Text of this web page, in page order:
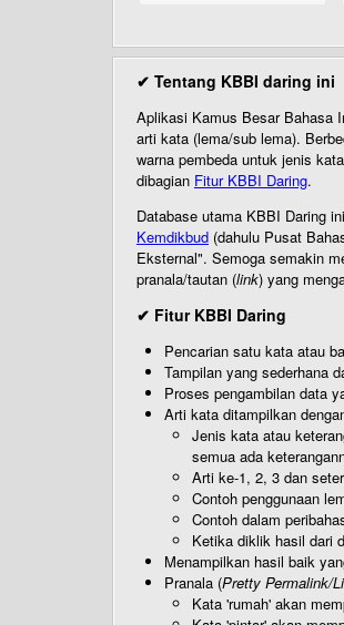
✔ Tentang KBBI daring ini
Aplikasi Kamus Besar Bahasa
arti kata (lema/sub lema).
warna pembeda untuk jenis
dibagian Fitur KBBI Daring.
Database utama KBBI Daring
Kemdikbud (dahulu Pusat
Eksternal". Semoga semakin
pranala/tautan (link) yang
✔ Fitur KBBI Daring
Pencarian satu kata atau
Tampilan yang sederhana
Proses pengambilan data
Arti kata ditampilkan
Jenis kata atau
semua ada
Arti ke-1, 2, 3 dan
Contoh penggunaan
Contoh dalam
Ketika diklik hasil dari
Menampilkan hasil baik
Pranala (Pretty Permalink/
Kata 'rumah' akan